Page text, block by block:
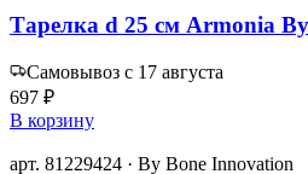
Тарелка d 25 см Armonia
Самовывоз с 17 августа
697 ₽
В корзину
арт. 81229424 · By Bone Innovation